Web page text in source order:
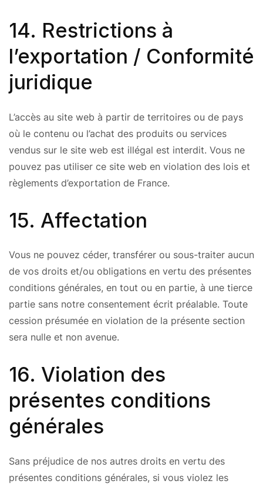
14. Restrictions à
l’exportation / Conformité
juridique
L’accès au site web à partir de territoires ou de pays
où le contenu ou l’achat des produits ou services
vendus sur le site web est illégal est interdit. Vous ne
pouvez pas utiliser ce site web en violation des lois et
règlements d’exportation de France.
15. Affectation
Vous ne pouvez céder, transférer ou sous-traiter aucun
de vos droits et/ou obligations en vertu des présentes
conditions générales, en tout ou en partie, à une tierce
partie sans notre consentement écrit préalable. Toute
cession présumée en violation de la présente section
sera nulle et non avenue.
16. Violation des
présentes conditions
générales
Sans préjudice de nos autres droits en vertu des
présentes conditions générales, si vous violez les